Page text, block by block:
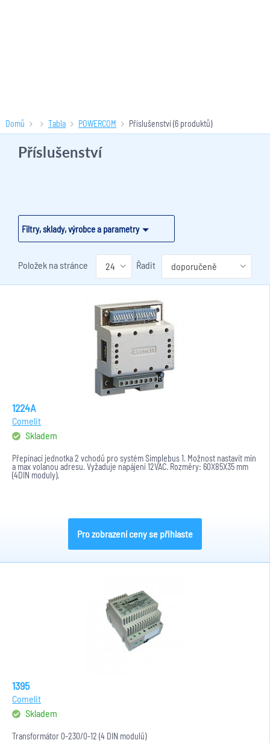
Domů Tabla POWERCOM Příslušenství(6 produktů)
Filtry, sklady, výrobce a parametry
Příslušenství
Položek na stránce Řadit
1224A
Comelit
Skladem
Přepínací jednotka 2 vchodů pro systém Simplebus 1. Možnost nastavit min
a max volanou adresu. Vyžaduje napájení 12VAC. Rozměry: 60X85X35 mm
(4DIN moduly).
Pro zobrazení ceny se přihlaste
1395
Comelit
Skladem
Transformátor 0-230/0-12 (4 DIN modulů)